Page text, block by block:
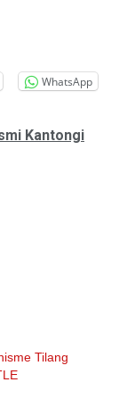
WhatsApp
Kantongi
Tilang